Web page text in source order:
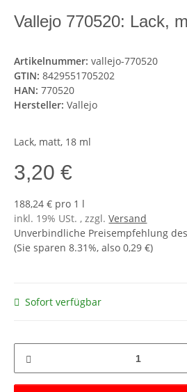
Vallejo 770520: Lack,
Artikelnummer:vallejo-770520
GTIN: 8429551705202
HAN: 770520
Hersteller: Vallejo
Lack, matt, 18 ml
3,20 €
188,24 € pro 1 l
inkl. 19% USt. , zzgl.Versand
Unverbindliche Preisempfehlung
(Sie sparen8.31%, also0,29 €)
Sofort verfügbar